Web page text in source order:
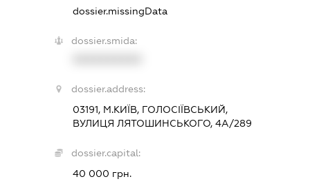
dossier.missingData
dossier.smida:
dossier.address:
03191, М.КИЇВ, ГОЛОСІЇВСЬКИЙ,
ВУЛИЦЯ ЛЯТОШИНСЬКОГО, 4А/289
dossier.capital:
40 000 грн.